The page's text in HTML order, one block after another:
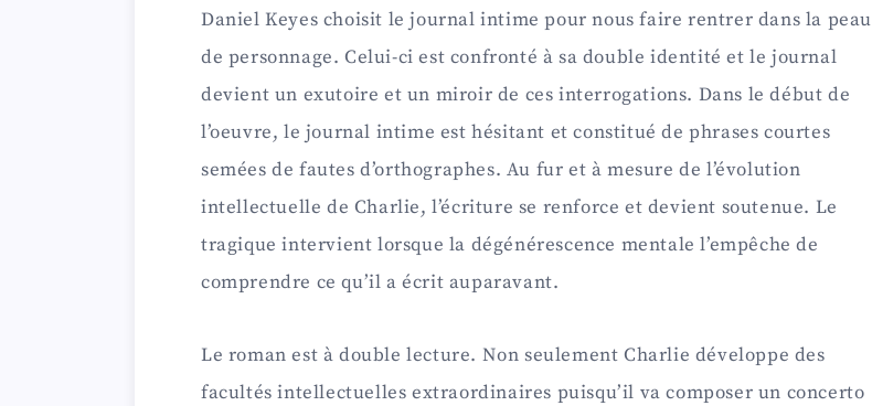
Daniel Keyes choisit le journal intime pour nous faire rentrer dans la peau
de personnage. Celui-ci est confronté à sa double identité et le journal
devient un exutoire et un miroir de ces interrogations. Dans le début de
l’oeuvre, le journal intime est hésitant et constitué de phrases courtes
semées de fautes d’orthographes. Au fur et à mesure de l’évolution
intellectuelle de Charlie, l’écriture se renforce et devient soutenue. Le
tragique intervient lorsque la dégénérescence mentale l’empêche de
comprendre ce qu’il a écrit auparavant.
Le roman est à double lecture. Non seulement Charlie développe des
facultés intellectuelles extraordinaires puisqu’il va composer un concerto